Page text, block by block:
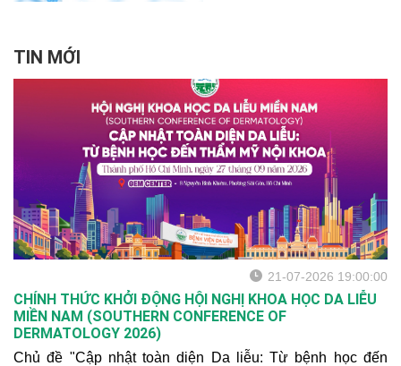
TIN MỚI
21-07-2026 19:00:00
CHÍNH THỨC KHỞI ĐỘNG HỘI NGHỊ KHOA HỌC DA LIỄU
MIỀN NAM (SOUTHERN CONFERENCE OF
DERMATOLOGY 2026)
Chủ đề "Cập nhật toàn diện Da liễu: Từ bệnh học đến